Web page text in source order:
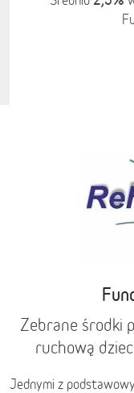
Zebrane środki
ruchową
Jednymi z